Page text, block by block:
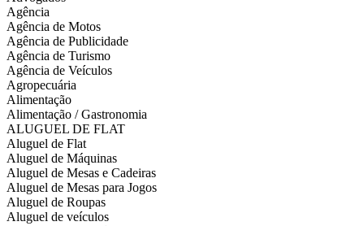
Agência
Agência de Motos
Agência de Publicidade
Agência de Turismo
Agência de Veículos
Agropecuária
Alimentação
Alimentação / Gastronomia
ALUGUEL DE FLAT
Aluguel de Flat
Aluguel de Máquinas
Aluguel de Mesas e Cadeiras
Aluguel de Mesas para Jogos
Aluguel de Roupas
Aluguel de veículos